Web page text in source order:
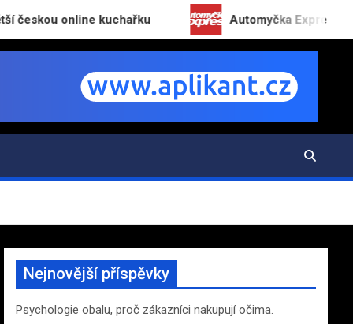
kuchařku Automyčka Express slaví 20 let
Nejnovější příspěvky
Psychologie obalu, proč zákazníci nakupují očima.